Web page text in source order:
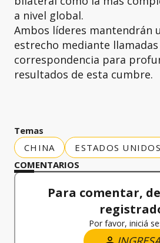
a nivel global.
Ambos líderes mantendrán
estrecho mediante
correspondencia para
resultados de esta cumbre.
Temas
CHINA
ESTADOS UNIDOS
COMENTARIOS
Para comentar,
Por favor, iniciá